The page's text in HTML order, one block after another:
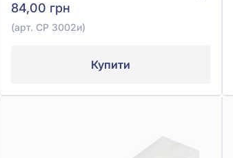
84,00 грн
(арт. CP 3002и)
Купити